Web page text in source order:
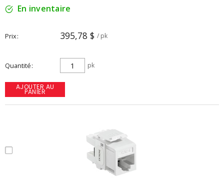
En inventaire
Prix 395,78 $ / pk
Quantité pk
AJOUTER AU
PANIER